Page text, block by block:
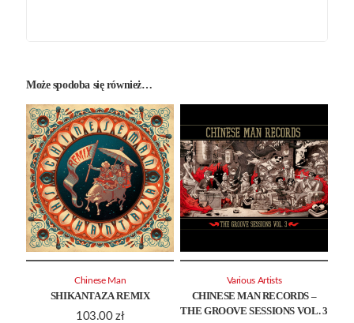
Może spodoba się również…
SHIKANTAZA REMIX
103.00 zł
Chinese Man
CHINESE MAN RECORDS –
THE GROOVE SESSIONS VOL. 3
Various Artists